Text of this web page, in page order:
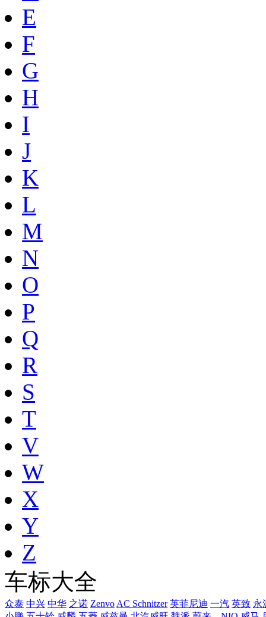
E
F
G
H
I
J
K
L
M
N
O
P
Q
R
S
T
V
W
X
Y
Z
车标大全
众泰 中兴 中华 之诺 Zenvo AC Schnitzer 英菲尼迪 一汽 英致 永